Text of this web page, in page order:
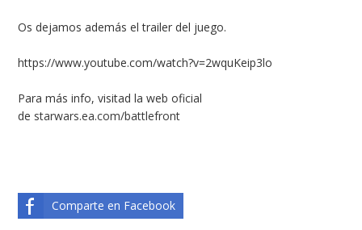
Os dejamos además el trailer del juego.
https://www.youtube.com/watch?v=2wquKeip3lo
Para más info, visitad la web oficial
de starwars.ea.com/battlefront
Comparte en Facebook